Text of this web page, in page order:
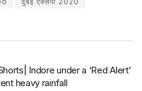
Indore under a ‘Red Alert’
heavy rainfall